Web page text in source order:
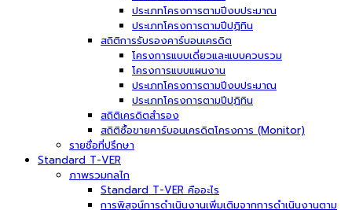
ประเภทโครงการตามปีงบประมาณ
ประเภทโครงการตามปีปฏิทิน
สถิติการรับรองคาร์บอนเครดิต
โครงการแบบเดี่ยวและแบบควบรวม
โครงการแบบแผนงาน
ประเภทโครงการตามปีงบประมาณ
ประเภทโครงการตามปีปฏิทิน
สถิติเครดิตสำรอง
สถิติซื้อขายคาร์บอนเครดิตโครงการ (Monitor)
รายชื่อที่ปรึกษา
Standard T-VER
ภาพรวมกลไก
Standard T-VER คืออะไร
การพิสูจน์การดำเนินงานเพิ่มเติมจากการดำเนินงานตาม